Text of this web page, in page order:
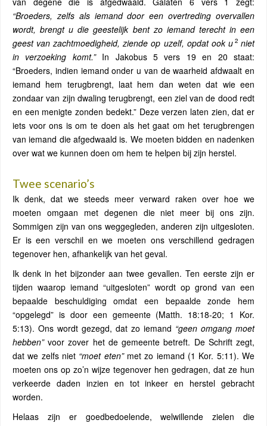
“Broeders, zelfs als iemand door een overtreding overvallen
wordt, brengt u die geestelijk bent zo iemand terecht in een
geest van zachtmoedigheid, ziende op uzelf, opdat ook u 2 niet
in verzoeking komt.”In Jakobus 5 vers 19 en 20 staat:
“Broeders, indien iemand onder u van de waarheid afdwaalt en
iemand hem terugbrengt, laat hem dan weten dat wie een
zondaar van zijn dwaling terugbrengt, een ziel van de dood redt
en een menigte zonden bedekt.” Deze verzen laten zien, dat er
iets voor ons is om te doen als het gaat om het terugbrengen
van iemand die afgedwaald is. We moeten bidden en nadenken
over wat we kunnen doen om hem te helpen bij zijn herstel.
Twee scenario’s
Ik denk, dat we steeds meer verward raken over hoe we
moeten omgaan met degenen die niet meer bij ons zijn.
Sommigen zijn van ons weggegleden, anderen zijn uitgesloten.
Er is een verschil en we moeten ons verschillend gedragen
tegenover hen, afhankelijk van het geval.
Ik denk in het bijzonder aan twee gevallen. Ten eerste zijn er
tijden waarop iemand “uitgesloten” wordt op grond van een
bepaalde beschuldiging omdat een bepaalde zonde hem
“opgelegd” is door een gemeente (Matth. 18:18-20; 1 Kor.
5:13). Ons wordt gezegd, dat zo iemand “geen omgang moet
hebben”voor zover het de gemeente betreft. De Schrift zegt,
dat we zelfs niet “moet eten”met zo iemand (1 Kor. 5:11). We
moeten ons op zo’n wijze tegenover hen gedragen, dat ze hun
verkeerde daden inzien en tot inkeer en herstel gebracht
worden.
Helaas zijn er goedbedoelende, welwillende zielen die